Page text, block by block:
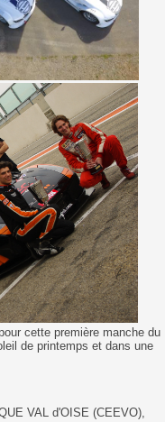
cette première manche du
de printemps et dans une
VAL d'OISE (CEEVO),